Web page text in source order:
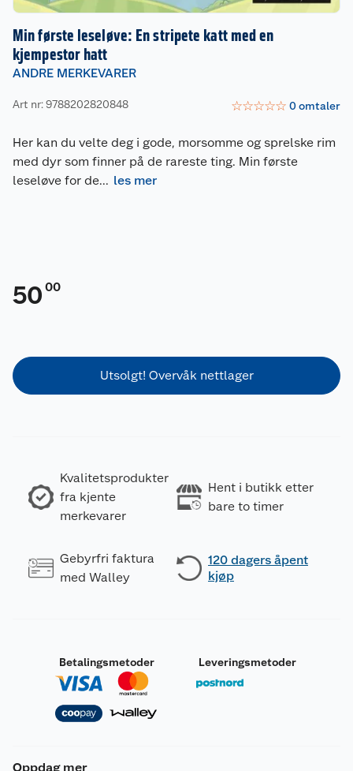
Min første leseløve: En stripete katt med en
kjempestor hatt
ANDRE MERKEVARER
Art nr: 9788202820848 ☆☆☆☆☆ 0omtaler
Her kan du velte deg i gode, morsomme og sprelske rim
med dyr som finner på de rareste ting. Min første
leseløve for de... les mer
50 00
Utsolgt! Overvåk nettlager
Kvalitetsprodukter
fra kjente
merkevarer
Hent i butikk etter
bare to timer
Gebyrfri faktura
med Walley
120 dagers åpent
kjøp
Betalingsmetoder Leveringsmetoder
Oppdag mer